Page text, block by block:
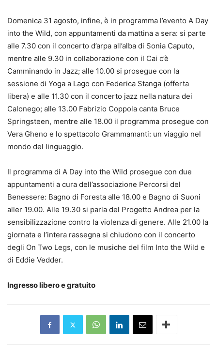
Domenica 31 agosto, infine, è in programma l’evento A Day
into the Wild, con appuntamenti da mattina a sera: si parte
alle 7.30 con il concerto d’arpa all’alba di Sonia Caputo,
mentre alle 9.30 in collaborazione con il Cai c’è
Camminando in Jazz; alle 10.00 si prosegue con la
sessione di Yoga a Lago con Federica Stanga (offerta
libera) e alle 11.30 con il concerto jazz nella natura dei
Calonego; alle 13.00 Fabrizio Coppola canta Bruce
Springsteen, mentre alle 18.00 il programma prosegue con
Vera Gheno e lo spettacolo Grammamanti: un viaggio nel
mondo del linguaggio.
Il programma di A Day into the Wild prosegue con due
appuntamenti a cura dell’associazione Percorsi del
Benessere: Bagno di Foresta alle 18.00 e Bagno di Suoni
aller 19.00. Alle 19.30 si parla del Progetto Andrea per la
sensibilizzazione contro la violenza di genere. Alle 21.00 la
giornata e l’intera rassegna si chiudono con il concerto
degli On Two Legs, con le musiche del film Into the Wild e
di Eddie Vedder.
Ingresso libero e gratuito